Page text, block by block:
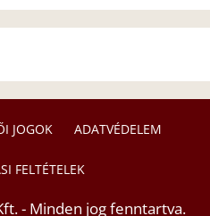
JOGOK ADATVÉDELEM
FELTÉTELEK
- Minden jog fenntartva.